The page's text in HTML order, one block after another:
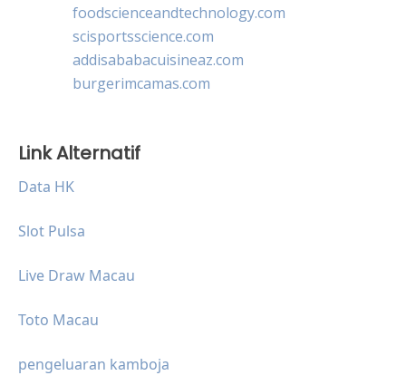
foodscienceandtechnology.com
scisportsscience.com
addisababacuisineaz.com
burgerimcamas.com
Link Alternatif
Data HK
Slot Pulsa
Live Draw Macau
Toto Macau
pengeluaran kamboja